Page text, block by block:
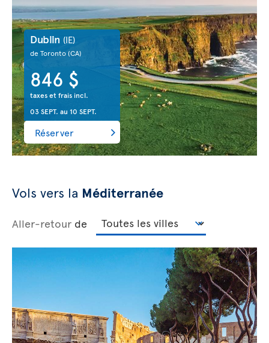
Dublin (IE)
de Toronto(CA)
846 $
taxes et frais incl.
03 SEPT. au 10 SEPT.
Réserver
Vols vers la Méditerranée
Aller-retour de